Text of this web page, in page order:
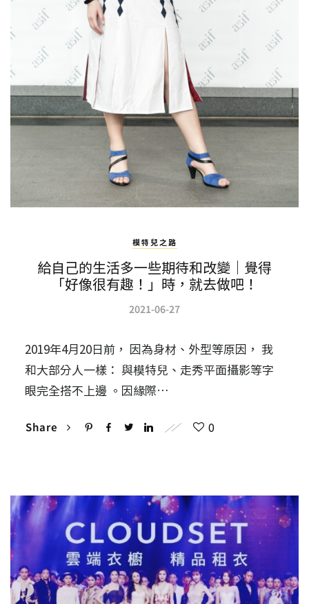
模特兒之路
給自己的生活多一些期待和改變｜覺得
「好像很有趣！」時，就去做吧！
2021-06-27
2019年4月20日前， 因為身材、外型等原因， 我
和大部分人一樣： 與模特兒、走秀平面攝影等字
眼完全搭不上邊 。因緣際…
Share 0